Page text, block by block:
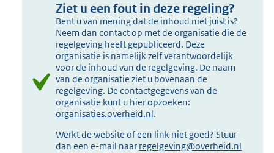
Ziet u een fout in deze regeling?
Bent u van mening dat de inhoud niet juist is?
Neem dan contact op met de organisatie die de
regelgeving heeft gepubliceerd. Deze
organisatie is namelijk zelf verantwoordelijk
voor de inhoud van de regelgeving. De naam
van de organisatie ziet u bovenaan de
regelgeving. De contactgegevens van de
organisatie kunt u hier opzoeken:
organisaties.overheid.nl.
Werkt de website of een link niet goed? Stuur
dan een e-mail naar regelgeving@overheid.nl